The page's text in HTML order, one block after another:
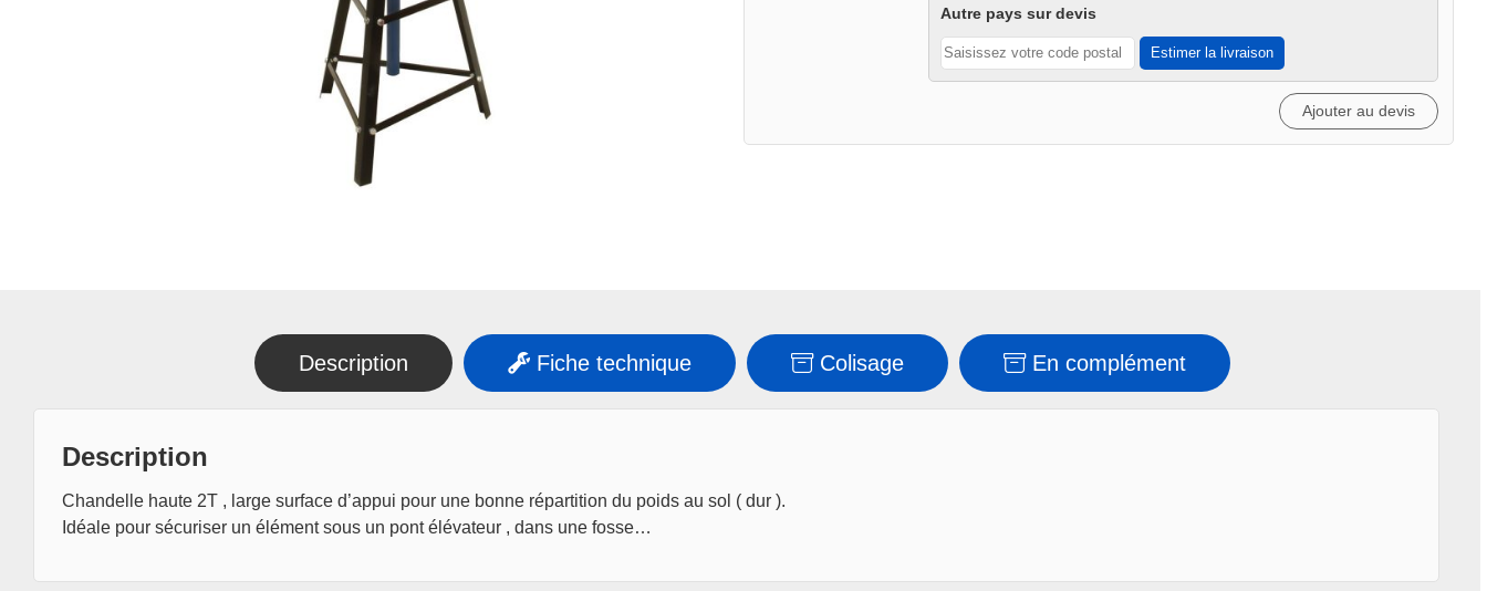
Autre pays sur devis
Estimer la livraison
Ajouter au devis
Description Fiche technique Colisage En complément
Description
Chandelle haute 2T , large surface d’appui pour une bonne répartition du poids au sol ( dur ).
Idéale pour sécuriser un élément sous un pont élévateur , dans une fosse…